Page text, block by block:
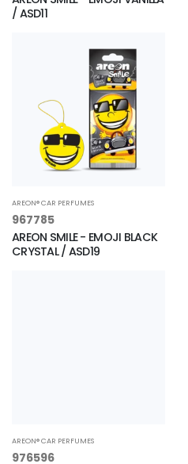
/ ASD11
AREON® CAR PERFUMES
967785
AREON SMILE - EMOJI BLACK
CRYSTAL / ASD19
AREON® CAR PERFUMES
976596